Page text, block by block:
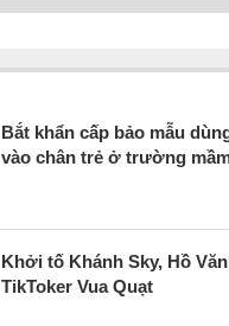
Bắt khẩn cấp bảo mẫu
vào chân trẻ ở trường
Khởi tố Khánh Sky, Hồ
TikToker Vua Quạt